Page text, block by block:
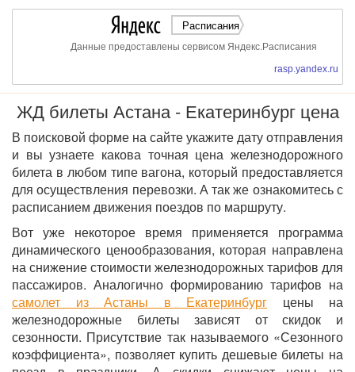
Расписания
Данные предоставлены сервисом Яндекс.Расписания
rasp.yandex.ru
ЖД билеты Астана - Екатеринбург цена
В поисковой форме на сайте укажите дату отправления
и вы узнаете какова точная цена железнодорожного
билета в любом типе вагона, который предоставляется
для осуществления перевозки. А так же ознакомитесь с
расписанием движения поездов по маршруту.
Вот уже некоторое время применяется программа
динамического ценообразования, которая направлена
на снижение стоимости железнодорожных тарифов для
пассажиров. Аналогично формированию тарифов на
самолет из Астаны в Екатеринбург цены на
железнодорожные билеты зависят от скидок и
сезонности. Присутствие так называемого «Сезонного
коэффициента», позволяет купить дешевые билеты на